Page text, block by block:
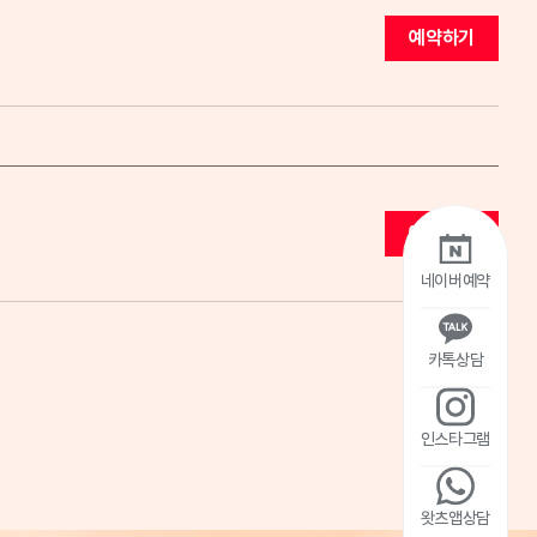
네이버예약
카톡상담
인스타그램
왓츠앱상담
예약하기
예약하기